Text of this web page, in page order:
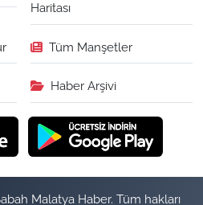
Haritası
Tüm Manşetler
Haber Arşivi
Malatya Haber. Tüm hakları